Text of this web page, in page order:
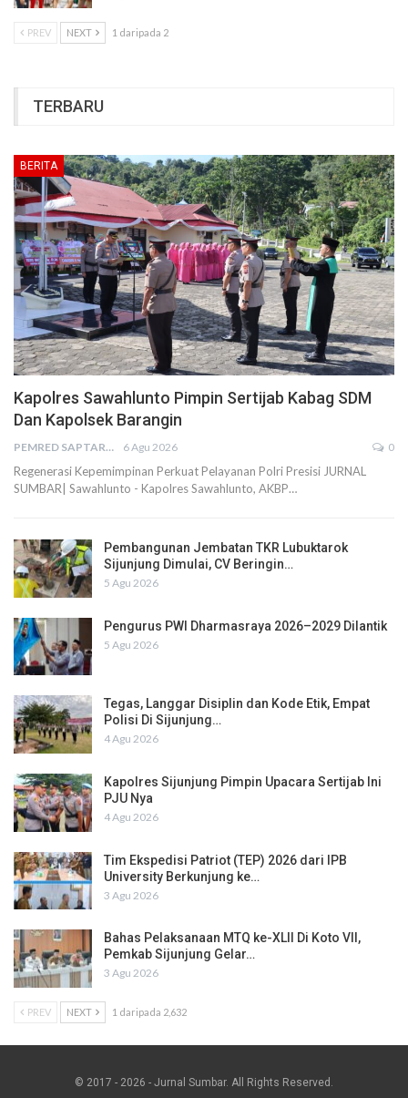
PREV NEXT 1 daripada 2
TERBARU
BERITA
Kapolres Sawahlunto Pimpin Sertijab Kabag SDM
Dan Kapolsek Barangin
PEMRED SAPTARIUS 6 Agu 2026 0
Regenerasi Kepemimpinan Perkuat Pelayanan Polri Presisi JURNAL
SUMBAR| Sawahlunto - Kapolres Sawahlunto, AKBP…
Pembangunan Jembatan TKR Lubuktarok
Sijunjung Dimulai, CV Beringin…
5 Agu 2026
Pengurus PWI Dharmasraya 2026–2029 Dilantik
5 Agu 2026
Tegas, Langgar Disiplin dan Kode Etik, Empat
Polisi Di Sijunjung…
4 Agu 2026
Kapolres Sijunjung Pimpin Upacara Sertijab Ini
PJU Nya
4 Agu 2026
Tim Ekspedisi Patriot (TEP) 2026 dari IPB
University Berkunjung ke…
3 Agu 2026
Bahas Pelaksanaan MTQ ke-XLII Di Koto VII,
Pemkab Sijunjung Gelar…
3 Agu 2026
PREV NEXT 1 daripada 2,632
© 2017 - 2026 - Jurnal Sumbar. All Rights Reserved.